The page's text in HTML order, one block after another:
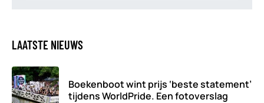
LAATSTE NIEUWS
Boekenboot wint prijs ‘beste statement’
tijdens WorldPride. Een fotoverslag